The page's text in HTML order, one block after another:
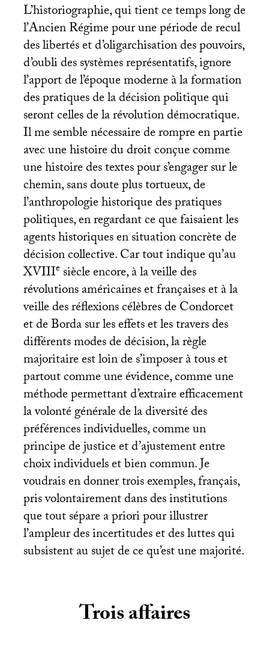
L’historiographie, qui tient ce temps long de
l’Ancien Régime pour une période de recul
des libertés et d’oligarchisation des pouvoirs,
d’oubli des systèmes représentatifs, ignore
l’apport de l’époque moderne à la formation
des pratiques de la décision politique qui
seront celles de la révolution démocratique.
Il me semble nécessaire de rompre en partie
avec une histoire du droit conçue comme
une histoire des textes pour s’engager sur le
chemin, sans doute plus tortueux, de
l’anthropologie historique des pratiques
politiques, en regardant ce que faisaient les
agents historiques en situation concrète de
décision collective. Car tout indique qu’au
XVIIIesiècle encore, à la veille des
révolutions américaines et françaises et à la
veille des réflexions célèbres de Condorcet
et de Borda sur les effets et les travers des
différents modes de décision, la règle
majoritaire est loin de s’imposer à tous et
partout comme une évidence, comme une
méthode permettant d’extraire efficacement
la volonté générale de la diversité des
préférences individuelles, comme un
principe de justice et d’ajustement entre
choix individuels et bien commun. Je
voudrais en donner trois exemples, français,
pris volontairement dans des institutions
que tout sépare a priori pour illustrer
l’ampleur des incertitudes et des luttes qui
subsistent au sujet de ce qu’est une majorité.
Trois affaires